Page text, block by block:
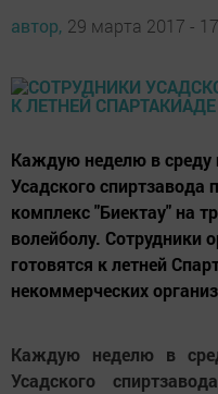
автор, 29 марта 2017 -
Каждую неделю в среду
Усадского
комплекс "Биектау" на
волейболу. Сотрудники
готовятся к летней
некоммерческих
Каждую неделю в
Усадского